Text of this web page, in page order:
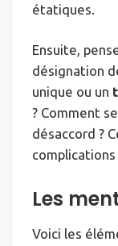
étatiques.
Ensuite,
désignation
unique ou un
? Comment
désaccord ?
complications
Les
Voici les